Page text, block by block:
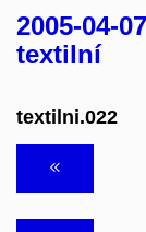
2005-04-
textilní
textilni.022